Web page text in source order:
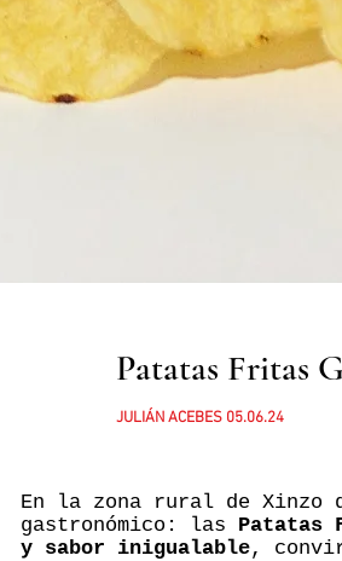
Patatas Fritas
JULIÁN ACEBES 05.06.24
En la zona rural de Xinzo
gastronómico: las Patatas
y sabor inigualable,